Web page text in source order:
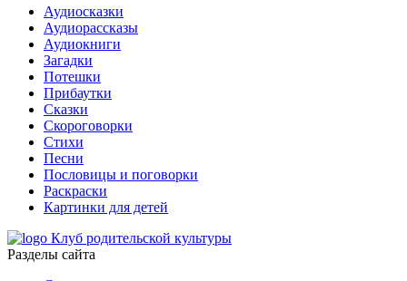
Аудиосказки
Аудиорассказы
Аудиокниги
Загадки
Потешки
Прибаутки
Сказки
Скороговорки
Стихи
Песни
Пословицы и поговорки
Раскраски
Картинки для детей
Клуб родительской культуры
Разделы сайта